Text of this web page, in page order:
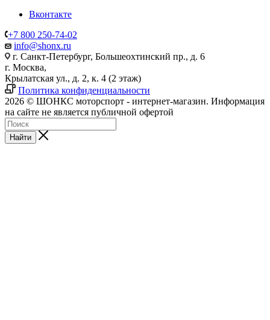
Вконтакте
+7 800 250-74-02
info@shonx.ru
г. Санкт-Петербург, Большеохтинский пр., д. 6
г. Москва,
Крылатская ул., д. 2, к. 4 (2 этаж)
Политика конфиденциальности
2026 © ШОНКС моторспорт - интернет-магазин. Информация
на сайте не является публичной офертой
Найти